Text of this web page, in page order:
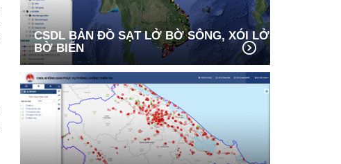
CSDL BẢN ĐỒ SẠT LỞ BỜ SÔNG, XÓI LỞ
BỜ BIỂN